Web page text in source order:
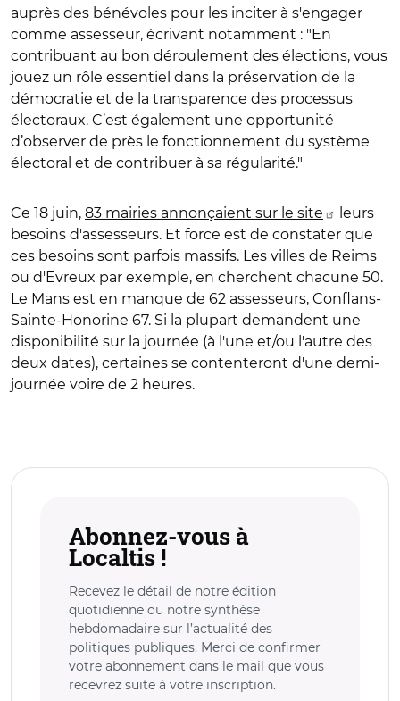
auprès des bénévoles pour les inciter à s'engager
comme assesseur, écrivant notamment : "En
contribuant au bon déroulement des élections, vous
jouez un rôle essentiel dans la préservation de la
démocratie et de la transparence des processus
électoraux. C’est également une opportunité
d’observer de près le fonctionnement du système
électoral et de contribuer à sa régularité."
Ce 18 juin, 83 mairies annonçaient sur le site
leurs
besoins d'assesseurs. Et force est de constater que
ces besoins sont parfois massifs. Les villes de Reims
ou d'Evreux par exemple, en cherchent chacune 50.
Le Mans est en manque de 62 assesseurs, Conflans-
Sainte-Honorine 67. Si la plupart demandent une
disponibilité sur la journée (à l'une et/ou l'autre des
deux dates), certaines se contenteront d'une demi-
journée voire de 2 heures.
Abonnez-vous à
Localtis !
Recevez le détail de notre édition
quotidienne ou notre synthèse
hebdomadaire sur l’actualité des
politiques publiques. Merci de confirmer
votre abonnement dans le mail que vous
recevrez suite à votre inscription.